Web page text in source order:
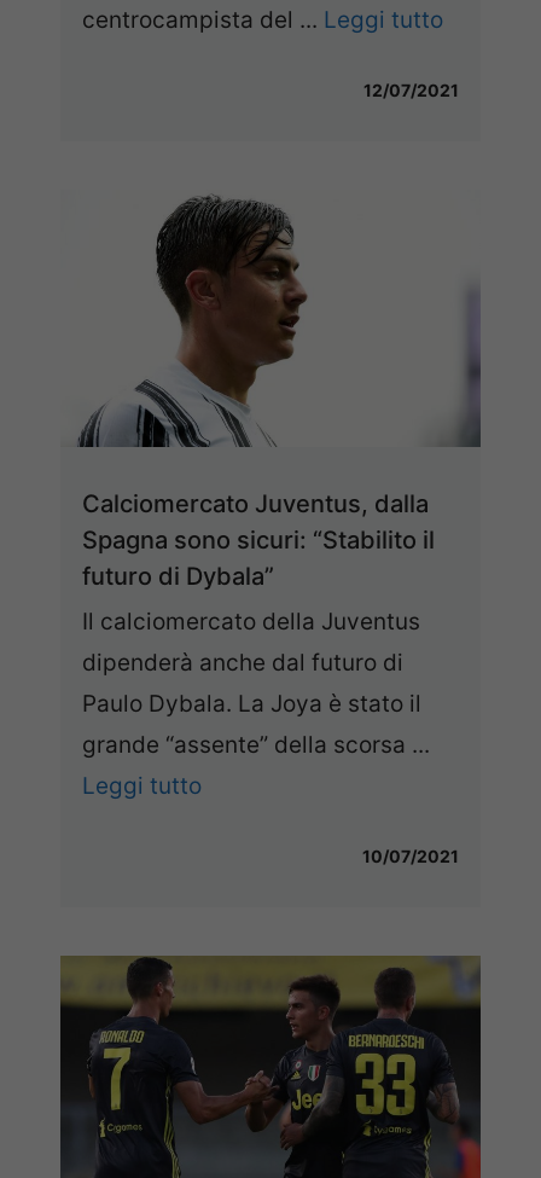
centrocampista del ... Leggi tutto
12/07/2021
Calciomercato Juventus, dalla
Spagna sono sicuri: “Stabilito il
futuro di Dybala”
Il calciomercato della Juventus
dipenderà anche dal futuro di
Paulo Dybala. La Joya è stato il
grande “assente” della scorsa ...
Leggi tutto
10/07/2021